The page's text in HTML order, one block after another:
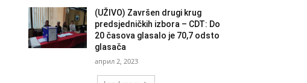
(UŽIVO) Završen drugi krug
predsjedničkih izbora – CDT: Do
20 časova glasalo je 70,7 odsto
glasača
април 2, 2023